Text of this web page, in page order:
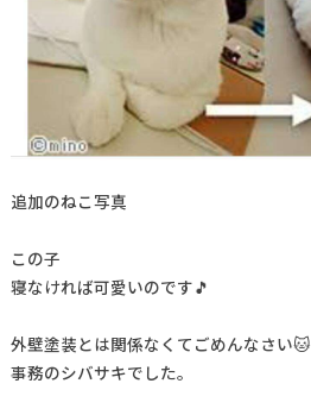
追加のねこ写真
この子
寝なければ可愛いのです🎵
外壁塗装とは関係なくてごめんなさい🐱
事務のシバサキでした。